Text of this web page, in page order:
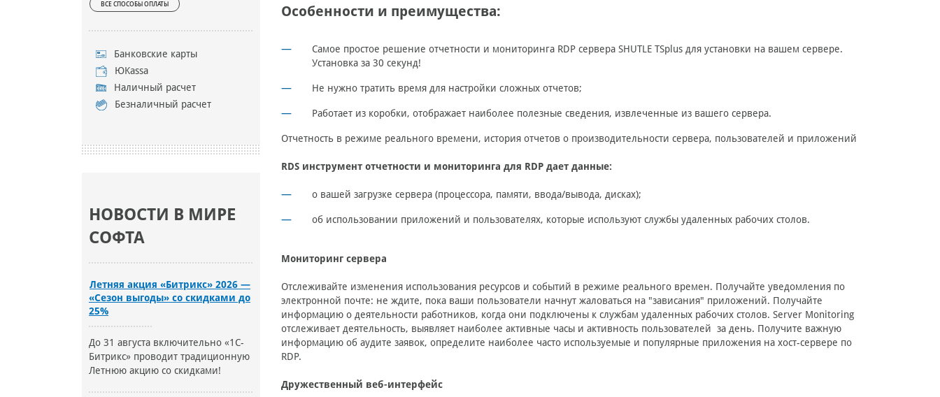
ВСЕ СПОСОБЫ ОПЛАТЫ
Банковские карты
ЮKassa
Наличный расчет
Безналичный расчет
НОВОСТИ В МИРЕ
СОФТА
Летняя акция «Битрикс» 2026 —
«Сезон выгоды» со скидками до
25%
До 31 августа включительно «1С-
Битрикс» проводит традиционную
Летнюю акцию со скидками!
Особенности и преимущества:
Самое простое решение отчетности и мониторинга RDP сервера SHUTLE TSplus для установки на вашем сервере.
Установка за 30 секунд!
Не нужно тратить время для настройки сложных отчетов;
Работает из коробки, отображает наиболее полезные сведения, извлеченные из вашего сервера.
Отчетность в режиме реального времени, история отчетов о производительности сервера, пользователей и приложений
RDS инструмент отчетности и мониторинга для RDP дает данные:
о вашей загрузке сервера (процессора, памяти, ввода/вывода, дисках);
об использовании приложений и пользователях, которые используют службы удаленных рабочих столов.
Мониторинг сервера
Отслеживайте изменения использования ресурсов и событий в режиме реального времен. Получайте уведомления по
электронной почте: не ждите, пока ваши пользователи начнут жаловаться на "зависания" приложений. Получайте
информацию о деятельности работников, когда они подключены к службам удаленных рабочих столов. Server Monitoring
отслеживает деятельность, выявляет наиболее активные часы и активность пользователей за день. Получите важную
информацию об аудите заявок, определите наиболее часто используемые и популярные приложения на хост-сервере по
RDP.
Дружественный веб-интерфейс